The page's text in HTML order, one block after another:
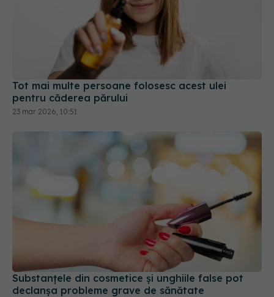
Tot mai multe persoane folosesc acest ulei
pentru căderea părului
23 mar 2026, 10:51
Substanțele din cosmetice și unghiile false pot
declanșa probleme grave de sănătate